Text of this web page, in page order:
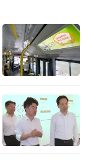
五座常规版
多向调节、
并标配安全
用了大量吸
出色的静谧